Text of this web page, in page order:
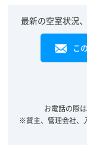
最新の空室状況
こ
お電話の際
※貸主、管理会社、